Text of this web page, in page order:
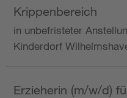
Krippenbereich
in unbefristeter
Kinderdorf
Erzieherin (m/w/d)